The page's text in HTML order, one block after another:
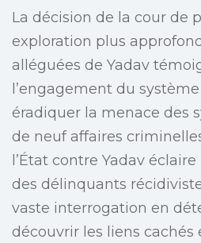
La décision de la cour de
exploration plus
alléguées de Yadav
l’engagement du
éradiquer la menace des
de neuf affaires
l’État contre Yadav
des délinquants
vaste interrogation en
découvrir les liens cachés